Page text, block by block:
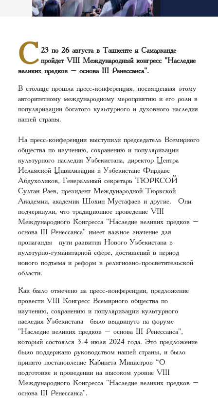
С 23 по 26 августа в Ташкенте и Самарканде
пройдет VIII Международный конгресс "Наследие
великих предков – основа III Ренессанса".
В столице прошла пресс-конференция, посвященная этому
авторитетному международному мероприятию и его роли в
популяризации богатого культурного и духовного наследия
нашей страны.
На пресс-конференции выступили председатель Всемирного
общества по изучению, сохранению и популяризации
культурного наследия Узбекистана, директор Центра
Исламской Цивилизации в Узбекистане Фирдавс
Абдухоликов, Генеральный секретарь ТЮРКСОЙ
Султан Раев, президент Международной Тюркской
Академии, академик Шохин Мустафаев и другие. Они
подчеркнули, что традиционное проведение VIII
Международного Конгресса "Наследие великих предков –
основа III Ренессанса" имеет важное значение для
пропаганды пути развития Нового Узбекистана в
культурно-гуманитарной сфере, достижений в период
нового подъема и реформ в религиозно-просветительской
области.
Как было отмечено на пресс-конференции, предложение
провести VIII Конгресс Всемирного общества по
изучению, сохранению и популяризации культурного
наследия Узбекистана было выдвинуто на форуме
"Наследие великих предков – основа III Ренессанса",
который состоялся 3-4 июля 2024 года. Это предложение
было поддержано руководством нашей страны, и было
принято постановление Кабинета Министров “О
подготовке и проведении на высоком уровне VIII
Международного Конгресса "Наследие великих предков –
основа III Ренессанса".